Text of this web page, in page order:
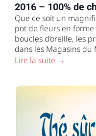
2016 – 100% de
Que ce soit un
pot de fleurs en
boucles d’oreille, les
dans les Magasins du
Lire la suite →